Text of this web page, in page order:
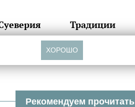
Традиции
Рекомендуем прочитать
ХОРОШО